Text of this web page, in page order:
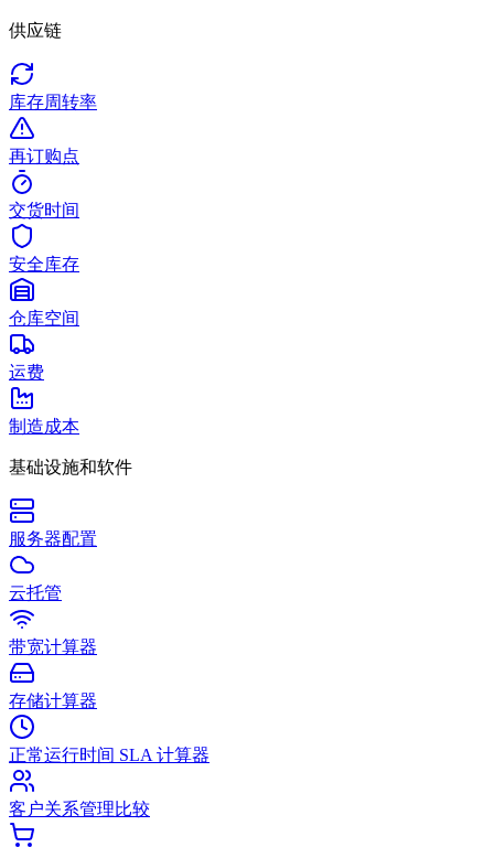
供应链
库存周转率
再订购点
交货时间
安全库存
仓库空间
运费
制造成本
基础设施和软件
服务器配置
云托管
带宽计算器
存储计算器
正常运行时间 SLA 计算器
客户关系管理比较